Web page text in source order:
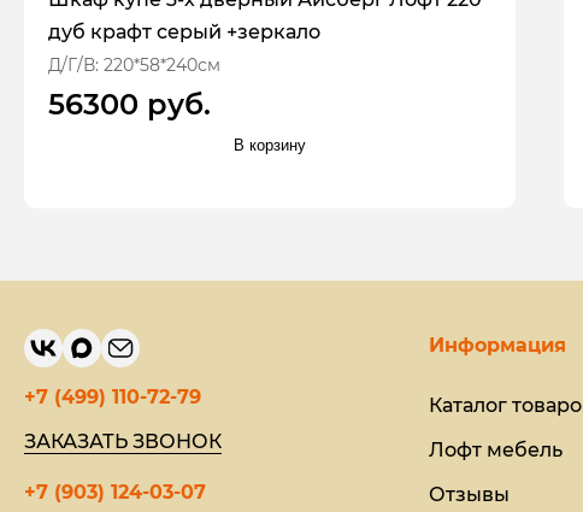
дуб крафт серый +зеркало
Д/Г/В: 220*58*240см
56300 руб.
В корзину
+7 (499) 110-72-79
ЗАКАЗАТЬ ЗВОНОК
+7 (903) 124-03-07
Информация
Каталог
Лофт мебель
Отзывы